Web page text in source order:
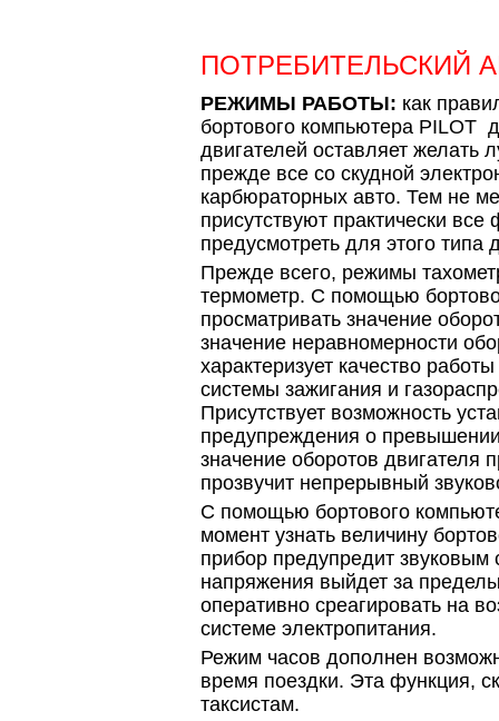
ПОТРЕБИТЕЛЬСКИЙ
РЕЖИМЫ РАБОТЫ: как
бортового компьютера PILOT
двигателей оставляет желать
прежде все со скудной
карбюраторных авто. Тем не
присутствуют практически
предусмотреть для этого типа
Прежде всего, режимы
термометр. С помощью
просматривать значение
значение неравномерности
характеризует качество
системы зажигания и
Присутствует возможность
предупреждения о
значение оборотов двигателя
прозвучит непрерывный
С помощью бортового
момент узнать величину
прибор предупредит звуковым
напряжения выйдет за
оперативно среагировать на
системе электропитания.
Режим часов дополнен
время поездки. Эта функция,
таксистам.